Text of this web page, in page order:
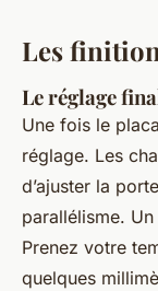
Les
Le réglage
Une fois le
réglage. Les
d’ajuster la
parallélisme.
Prenez votre
quelques